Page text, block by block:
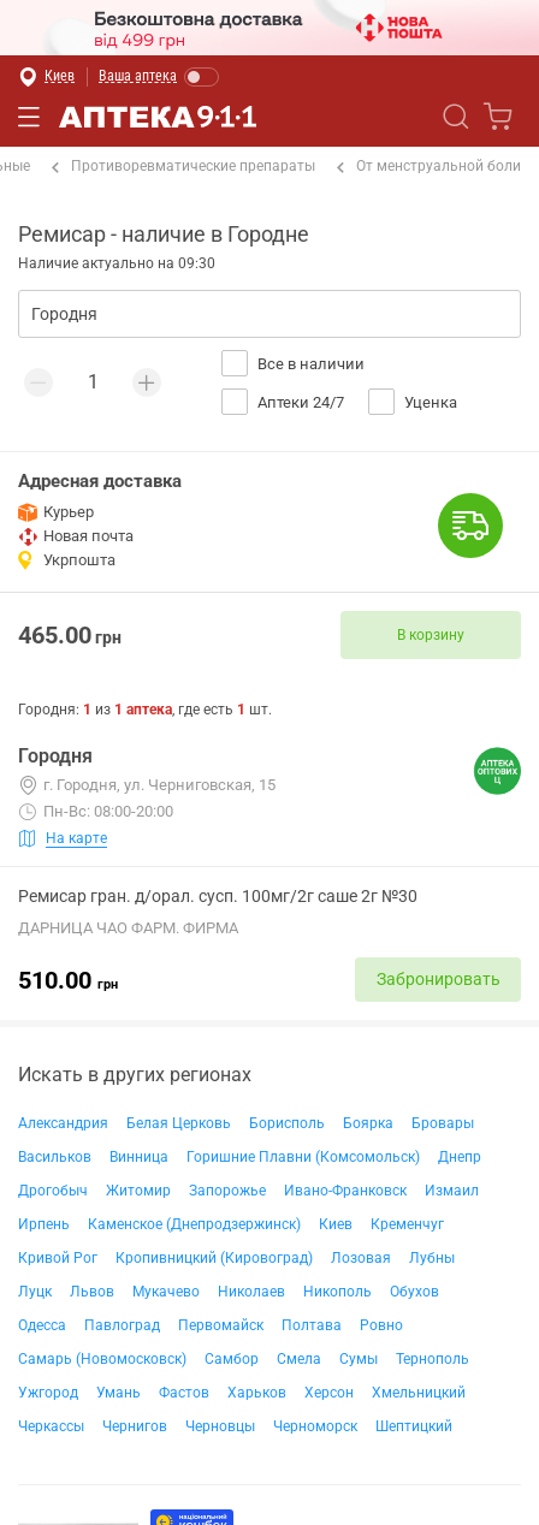
Киев Ваша аптека
Противоревматические препараты От менструальной боли
Ремисар - наличие в Городне
Наличие актуально на 09:30
Все в наличии
Аптеки 24/7 Уценка
Адресная доставка
Курьер
Новая почта
Укрпошта
465.00грн В корзину
Городня: 1 из 1 аптека, где есть 1 шт.
Городня
г. Городня, ул. Черниговская, 15
Пн-Вс: 08:00-20:00
На карте
Ремисар гран. д/орал. сусп. 100мг/2г саше 2г №30
ДАРНИЦА ЧАО ФАРМ. ФИРМА
510.00 грн Забронировать
Искать в других регионах
Александрия Белая Церковь Борисполь Боярка
Бровары
Васильков
Винница Горишние Плавни (Комсомольск)
Днепр
Дрогобыч
Житомир Запорожье Ивано-Франковск
Измаил
Ирпень
Каменское (Днепродзержинск) Киев
Кременчуг
Кривой Рог
Кропивницкий (Кировоград) Лозовая
Лубны
Луцк
Львов Мукачево Николаев Никополь
Обухов
Одесса
Павлоград Первомайск Полтава
Ровно
Самарь (Новомосковск)
Самбор Смела Сумы
Тернополь
Ужгород
Умань Фастов Харьков Херсон
Хмельницкий
Черкассы
Чернигов Черновцы Черноморск Шептицкий